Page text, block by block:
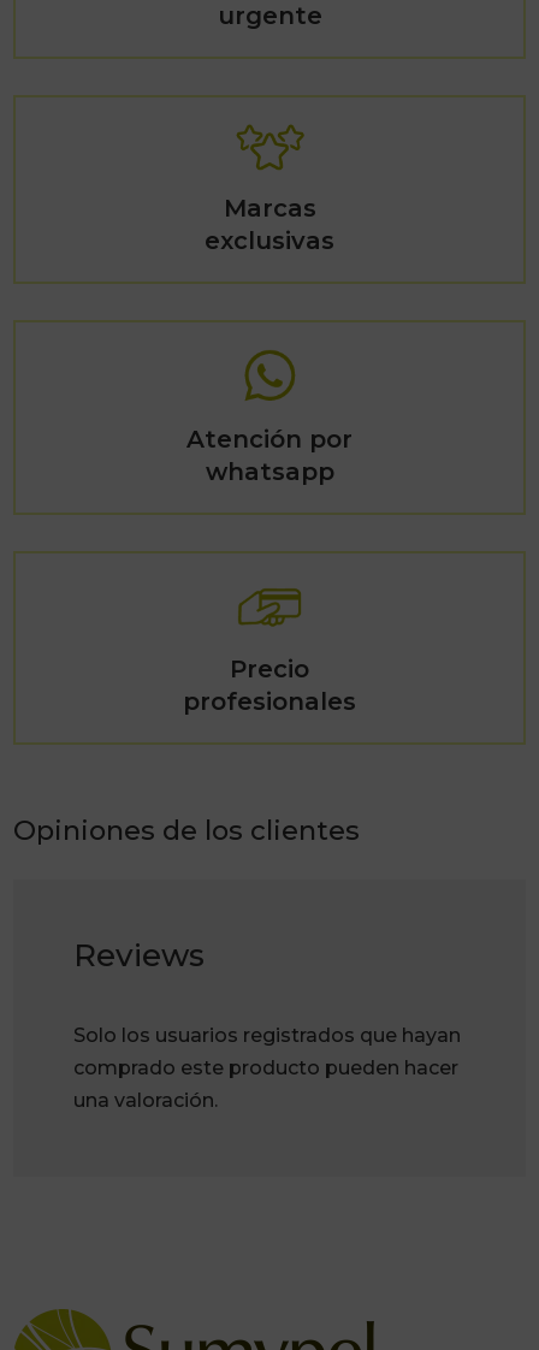
urgente
Marcas
exclusivas
Atención por
whatsapp
Precio
profesionales
Opiniones de los clientes
Reviews
Solo los usuarios registrados que hayan
comprado este producto pueden hacer
una valoración.